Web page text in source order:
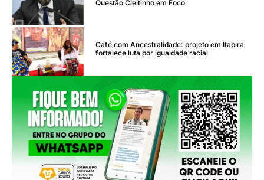
Questão Cleitinho em Foco
Café com Ancestralidade: projeto em Itabira
fortalece luta por igualdade racial